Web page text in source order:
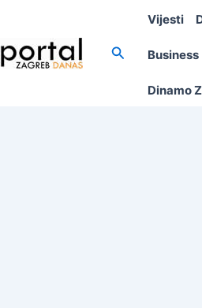
Search
Vijesti
Business
Dinamo